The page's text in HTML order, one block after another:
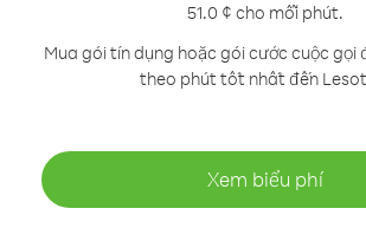
51.0 ¢ cho mỗi phút.
Mua gói tín dụng hoặc gói cước cuộc gọi
theo phút tốt nhất đến
Xem biểu phí